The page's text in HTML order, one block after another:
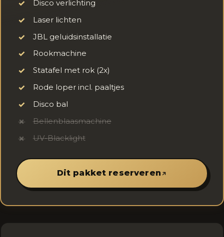
✓
Disco verlichting
✓
Laser lichten
✓
JBL geluidsinstallatie
✓
Rookmachine
✓
Statafel met rok (2x)
✓
Rode loper incl. paaltjes
✓
Disco bal
✗
Bellenblaasmachine
✗
UV-Blacklight
Dit pakket reserveren